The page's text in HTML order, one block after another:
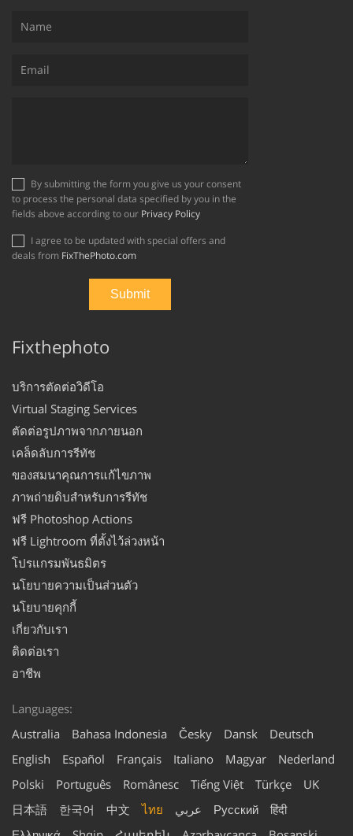
to process the personal data specified by you in the
fields above according to our Privacy Policy
deals from FixThePhoto.com
Fixthephoto
บริการตัดต่อวิดีโอ
Virtual Staging Services
ตัดต่อรูปภาพจากภายนอก
เคล็ดลับการรีทัช
ของสมนาคุณการแก้ไขภาพ
ภาพถ่ายดิบสำหรับการรีทัช
ฟรี Photoshop Actions
ฟรี Lightroom ที่ตั้งไว้ล่วงหน้า
โปรแกรมพันธมิตร
นโยบายความเป็นส่วนตัว
นโยบายคุกกี้
เกี่ยวกับเรา
ติดต่อเรา
อาชีพ
Languages:
Australia
Bahasa Indonesia Česky Dansk
Deutsch
English
Español Français Italiano Magyar
Nederland
Polski
Português Românesc Tiếng Việt Türkçe
UK
日本語
한국어 中文 ไทย عربي Русский
हिंदी